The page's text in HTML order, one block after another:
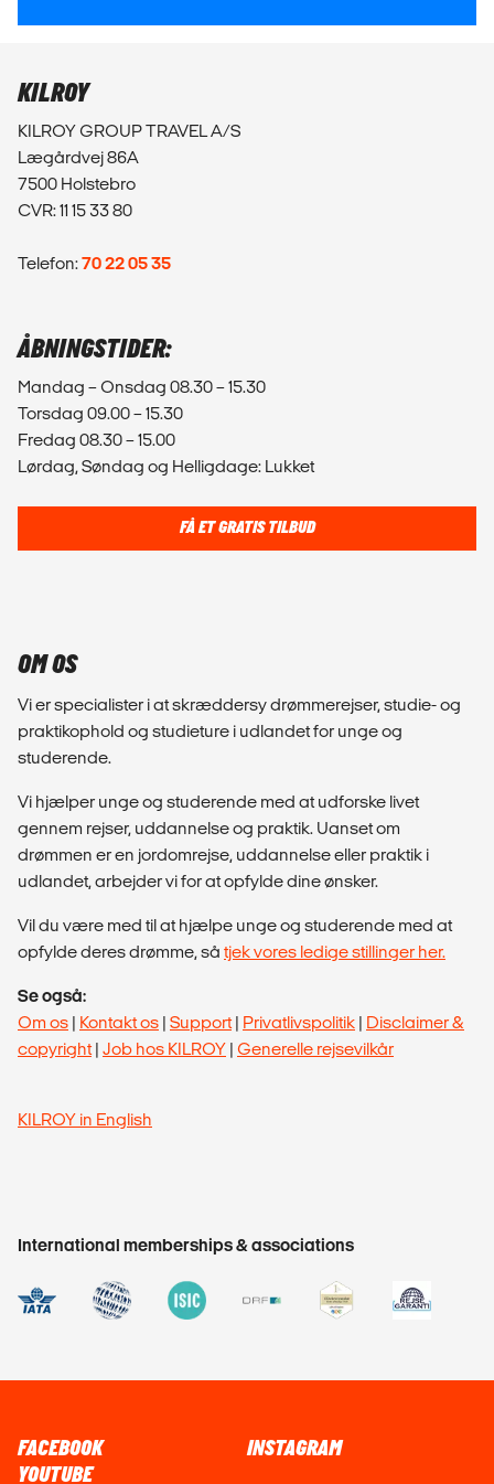
KILROY
KILROY GROUP TRAVEL A/S
Lægårdvej 86A
7500 Holstebro
CVR: 11 15 33 80
Telefon:70 22 05 35
ÅBNINGSTIDER:
Mandag – Onsdag 08.30 – 15.30
Torsdag 09.00 – 15.30
Fredag 08.30 – 15.00
Lørdag, Søndag og Helligdage: Lukket
FÅ ET GRATIS TILBUD
OM OS
Vi er specialister i at skræddersy drømmerejser, studie- og
praktikophold og studieture i udlandet for unge og
studerende.
Vi hjælper unge og studerende med at udforske livet
gennem rejser, uddannelse og praktik. Uanset om
drømmen er en jordomrejse, uddannelse eller praktik i
udlandet, arbejder vi for at opfylde dine ønsker.
Vil du være med til at hjælpe unge og studerende med at
opfylde deres drømme, så tjek vores ledige stillinger her.
Se også:
Om os | Kontakt os | Support| Privatlivspolitik | Disclaimer &
copyright| Job hos KILROY | Generelle rejsevilkår
KILROY in English
International memberships & associations
FACEBOOK
INSTAGRAM
YOUTUBE